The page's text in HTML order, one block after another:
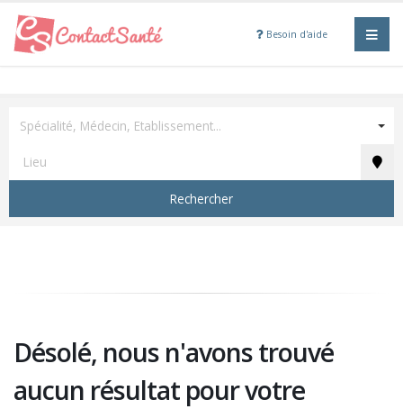
Besoin d'aide
Spécialité, Médecin, Etablissement...
Rechercher
Désolé, nous n'avons trouvé
aucun résultat pour votre